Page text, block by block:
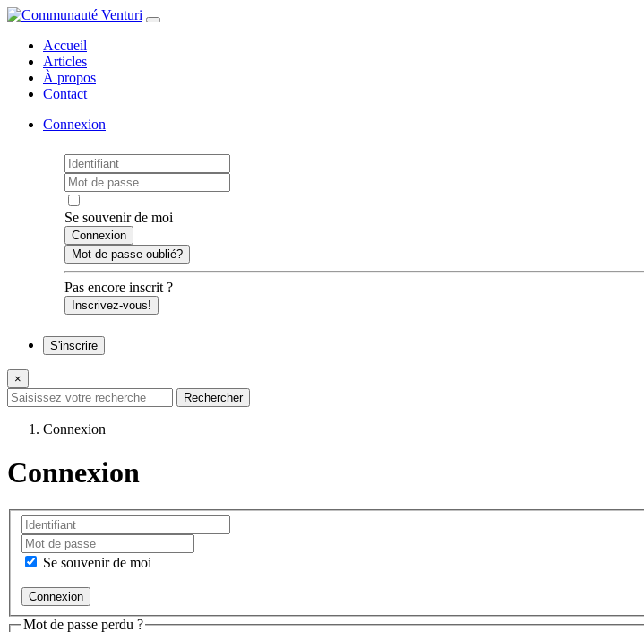
Accueil
Articles
À propos
Contact
Connexion
Se souvenir de moi
Mot de passe oublié?
Pas encore inscrit ?
Inscrivez-vous!
S'inscrire
×
Connexion
Connexion
Se souvenir de moi
Mot de passe perdu ?